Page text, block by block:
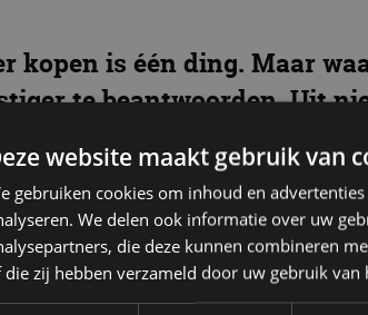
kopen is één ding. Maar
te beantwoorden. Uit
zit.
dan 627.000 kampeervoertuigen.
Gaspedaal.nl werd er in het eerste
populariteit van kamperen neemt
website maakt gebruik van
gebruiken cookies om inhoud en
We delen ook informatie over uw
die deze kunnen combineren
die zij hebben verzameld door uw gebruik van